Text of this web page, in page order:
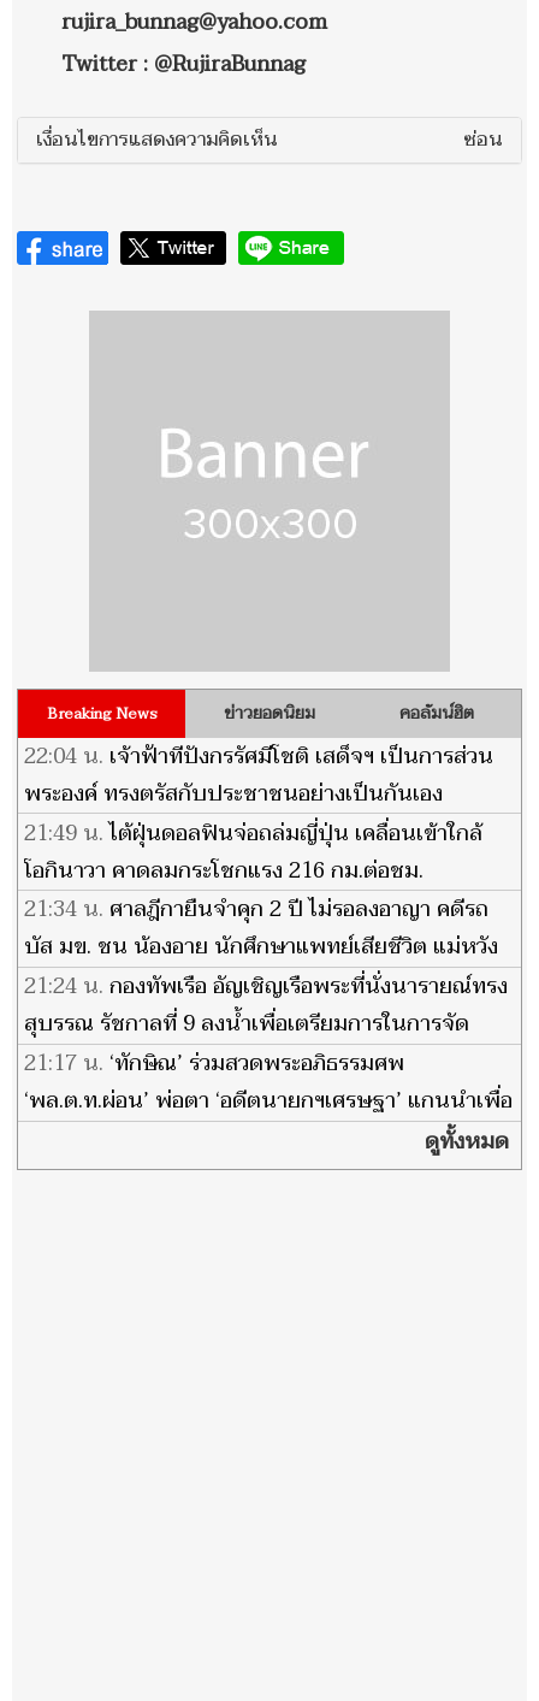
rujira_bunnag@yahoo.com
Twitter : @RujiraBunnag
เงื่อนไขการแสดงความคิดเห็น ซ่อน
Breaking News ข่าวยอดนิยม คอลัมน์ฮิต
22:04 น. เจ้าฟ้าทีปังกรรัศมีโชติ เสด็จฯ เป็นการส่วน
พระองค์ ทรงตรัสกับประชาชนอย่างเป็นกันเอง
21:49 น.ไต้ฝุ่นดอลฟินจ่อถล่มญี่ปุ่น เคลื่อนเข้าใกล้
โอกินาวา คาดลมกระโชกแรง 216 กม.ต่อชม.
21:34 น. ศาลฎีกายืนจำคุก 2 ปี ไม่รอลงอาญา คดีรถ
บัส มข. ชน น้องอาย นักศึกษาแพทย์เสียชีวิต แม่หวัง
เป็นบทเรียนทั้งสังคม
21:24 น.กองทัพเรือ อัญเชิญเรือพระที่นั่งนารายณ์ทรง
สุบรรณ รัชกาลที่ 9 ลงน้ำเพื่อเตรียมการในการจัด
ขบวนพยุหยาตราทางชลมารค
21:17 น. ‘ทักษิณ’ ร่วมสวดพระอภิธรรมศพ
‘พล.ต.ท.ผ่อน’ พ่อตา ‘อดีตนายกฯเศรษฐา’ แกนนำเพื่อ
ดูทั้งหมด